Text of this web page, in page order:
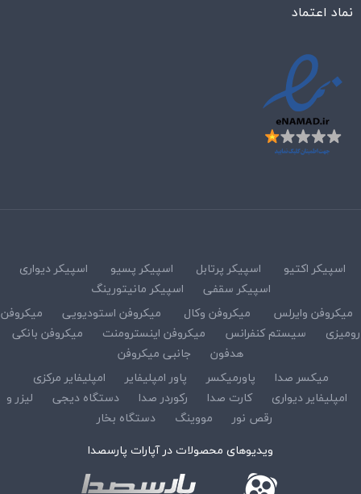
نماد اعتماد
اسپیکر اکتیو اسپیکر پرتابل اسپیکر پسیو
اسپیکر دیواری
اسپیکر سقفی
اسپیکر مانیتورینگ
میکروفن وایرلس
میکروفن وکال میکروفن استودیویی
میکروفن
رومیزی
سیستم کنفرانس میکروفن اینسترومنت
میکروفن بانکی
هدفون
جانبی میکروفن
میکسر صدا
پاورمیکسر پاور امپلیفایر
امپلیفایر مرکزی
امپلیفایر دیواری
کارت صدا رکوردر صدا دستگاه دیجی
لیزر و
رقص نور
مووینگ
دستگاه بخار
ویدیوهای محصولات در آپارات پارسصدا